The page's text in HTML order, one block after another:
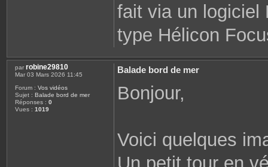
fait via un logiciel
type Hélicon
par robine29810
Mar 03 Mars 2026 11:45
Forum : Vos vidéos
Sujet : Balade bord de mer
Réponses : 0
Vues : 1019
Balade bord de mer
Bonjour,
Voici quelques
Un petit tour en